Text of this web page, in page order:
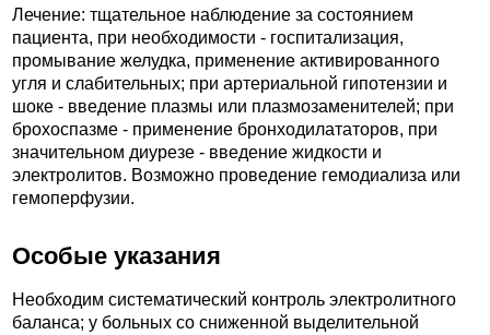
Лечение: тщательное наблюдение за состоянием
пациента, при необходимости - госпитализация,
промывание желудка, применение активированного
угля и слабительных; при артериальной гипотензии и
шоке - введение плазмы или плазмозаменителей; при
брохоспазме - применение бронходилататоров, при
значительном диурезе - введение жидкости и
электролитов. Возможно проведение гемодиализа или
гемоперфузии.
Особые указания
Необходим систематический контроль электролитного
баланса; у больных со сниженной выделительной